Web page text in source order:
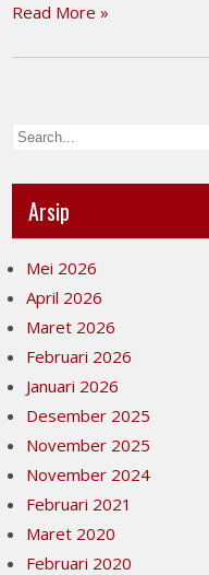
Read More »
Arsip
Mei 2026
April 2026
Maret 2026
Februari 2026
Januari 2026
Desember 2025
November 2025
November 2024
Februari 2021
Maret 2020
Februari 2020